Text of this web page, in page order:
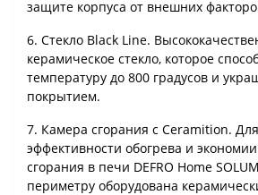
защите корпуса от внешних
6. Стекло Black Line.
керамическое стекло, которое
температуру до 800 градусов и
покрытием.
7. Камера сгорания с Ceramition.
эффективности обогрева и
сгорания в печи DEFRO Home
периметру оборудована